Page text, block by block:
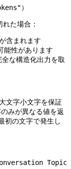
）
た場合：
含まれます
能性があります
な構造化出力を取
文字小文字を保証
みが異なる値を返
初の文字で発生し
Topic